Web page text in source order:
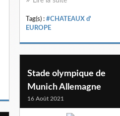
Tag(s) : #CHATEAUX d'
EUROPE
Stade olympique de
Munich Allemagne
16 Août 2021